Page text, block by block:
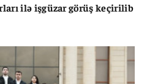
ilə işgüzar görüş keçirilib